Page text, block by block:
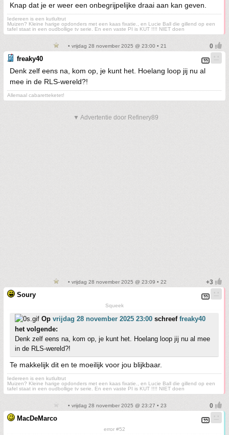
Knap dat je er weer een onbegrijpelijke draai aan kan geven.
Iedereen is een kutlultrut
Muizen? Kleine harige opdonders met een kaas fixatie., en Lucie Ball die gillend op een
tafel staat in een oudbollige tv serie. En een vaste PI is KUT !!!! NIET doen
• vrijdag 28 november 2025 @ 23:00 • 21
freaky40
Denk zelf eens na, kom op, je kunt het. Hoelang loop jij nu al
mee in de RLS-wereld?!
Allemaal cabaretteketet!
▼ Advertentie door Refinery89
• vrijdag 28 november 2025 @ 23:09 • 22
Soury
Squeek
Op vrijdag 28 november 2025 23:00 schreef freaky40
het volgende:
Denk zelf eens na, kom op, je kunt het. Hoelang loop jij nu al mee
in de RLS-wereld?!
Te makkelijk dit en te moeilijk voor jou blijkbaar.
Iedereen is een kutlultrut
Muizen? Kleine harige opdonders met een kaas fixatie., en Lucie Ball die gillend op een
tafel staat in een oudbollige tv serie. En een vaste PI is KUT !!!! NIET doen
• vrijdag 28 november 2025 @ 23:27 • 23
MacDeMarco
error #52